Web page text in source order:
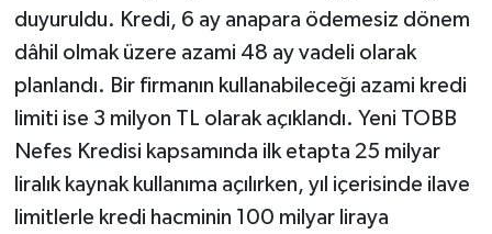
duyuruldu. Kredi, 6 ay anapara ödemesiz dönem
dâhil olmak üzere azami 48 ay vadeli olarak
planlandı. Bir firmanın kullanabileceği azami kredi
limiti ise 3 milyon TL olarak açıklandı. Yeni TOBB
Nefes Kredisi kapsamında ilk etapta 25 milyar
liralık kaynak kullanıma açılırken, yıl içerisinde ilave
limitlerle kredi hacminin 100 milyar liraya